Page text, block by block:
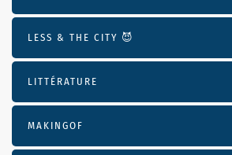
LESS & THE CITY 😈
LITTÉRATURE
MAKINGOF